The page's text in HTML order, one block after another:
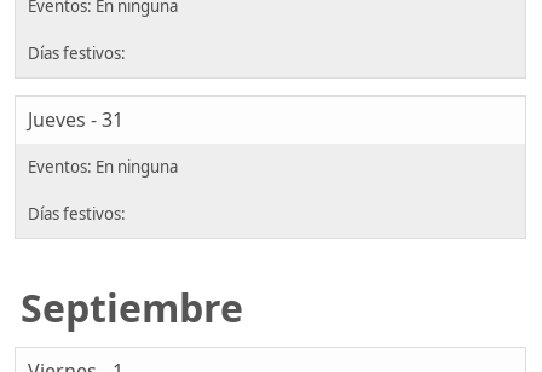
Jueves - 31
Septiembre